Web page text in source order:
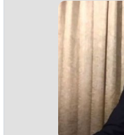
uğurla
Görüşdə, həmçinin
Bu barədə
Müqavilədə
"Xidmət
gücləndirilməsinə
kömək edəcək", -